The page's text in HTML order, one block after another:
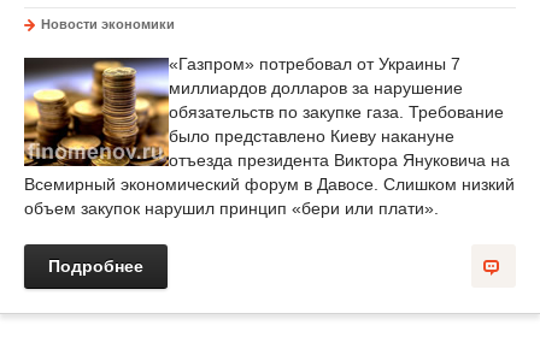
Новости экономики
«Газпром» потребовал от Украины 7
миллиардов долларов за нарушение
обязательств по закупке газа. Требование
было представлено Киеву накануне
отъезда президента Виктора Януковича на
Всемирный экономический форум в Давосе. Слишком низкий
объем закупок нарушил принцип «бери или плати».
Подробнее